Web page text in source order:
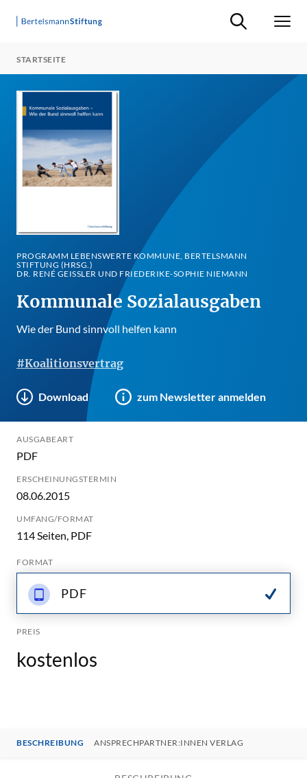
Suche ein-/
STARTSEITE
PROGRAMM LEBENSWERTE KOMMUNE, BERTELSMANN
STIFTUNG (HRSG.)
DR. RENÉ GEISSLER UND FRIEDERIKE-SOPHIE NIEMANN
Kommunale Sozialausgaben
Wie der Bund sinnvoll helfen kann
#Koalitionsvertrag
Download zum Newsletter anmelden
AUSGABEART
PDF
ERSCHEINUNGSTERMIN
08.06.2015
UMFANG/FORMAT
114 Seiten, PDF
FORMAT
PDF
PREIS
kostenlos
BESCHREIBUNG ANSPRECHPARTNER:INNEN VERLAG